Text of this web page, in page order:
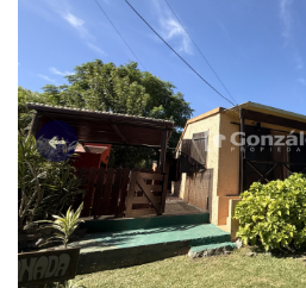
Anterior